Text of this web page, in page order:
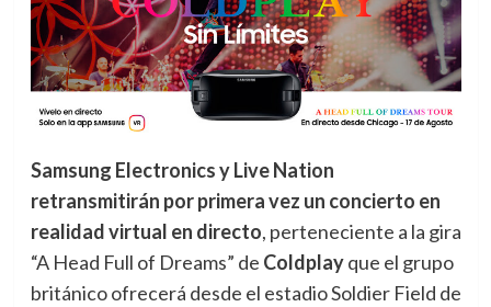
Samsung Electronics y Live Nation
retransmitirán por primera vez un concierto en
realidad virtual en directo, perteneciente a la gira
“A Head Full of Dreams” de Coldplay que el grupo
británico ofrecerá desde el estadio Soldier Field de